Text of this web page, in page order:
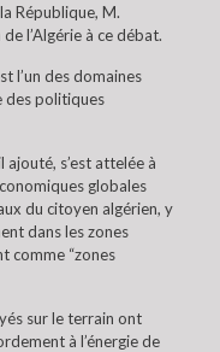
République, M.
l’Algérie à ce débat.
l’un des domaines
des politiques
ajouté, s’est attelée à
globales
du citoyen algérien, y
dans les zones
comme “zones
sur le terrain ont
à l’énergie de